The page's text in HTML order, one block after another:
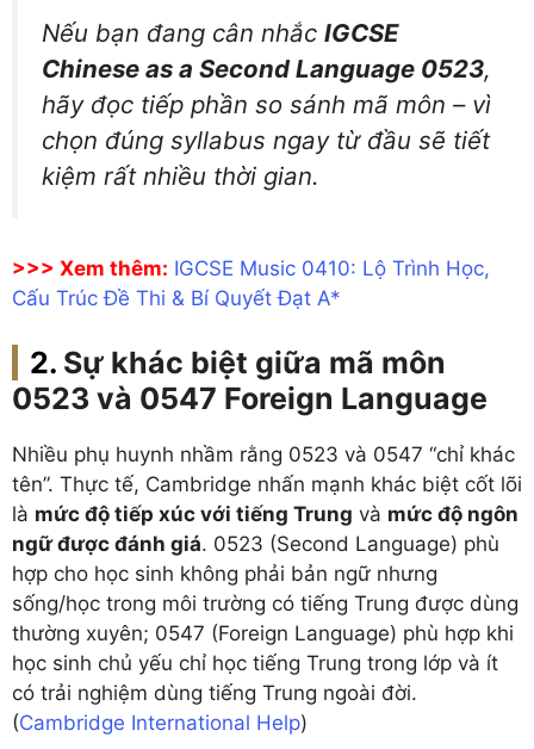
Nếu bạn đang cân nhắc IGCSE
Chinese as a Second Language 0523,
hãy đọc tiếp phần so sánh mã môn – vì
chọn đúng syllabus ngay từ đầu sẽ tiết
kiệm rất nhiều thời gian.
>>> Xem thêm: IGCSE Music 0410: Lộ Trình Học,
Cấu Trúc Đề Thi & Bí Quyết Đạt A*
Sự khác biệt giữa mã môn
0523 và 0547 Foreign Language
Nhiều phụ huynh nhầm rằng 0523 và 0547 “chỉ khác
tên”. Thực tế, Cambridge nhấn mạnh khác biệt cốt lõi
là mức độ tiếp xúc với tiếng Trung và mức độ ngôn
ngữ được đánh giá. 0523 (Second Language) phù
hợp cho học sinh không phải bản ngữ nhưng
sống/học trong môi trường có tiếng Trung được dùng
thường xuyên; 0547 (Foreign Language) phù hợp khi
học sinh chủ yếu chỉ học tiếng Trung trong lớp và ít
có trải nghiệm dùng tiếng Trung ngoài đời.
(Cambridge International Help)